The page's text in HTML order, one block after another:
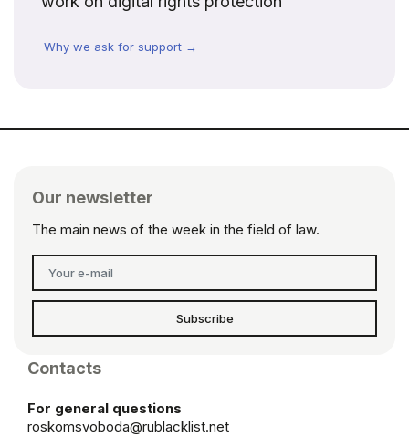
Why we ask for support →
Our newsletter
The main news of the week in the field of law.
Subscribe
Contacts
For general questions
roskomsvoboda@rublacklist.net